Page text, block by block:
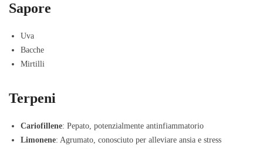
Sapore
Uva
Bacche
Mirtilli
Terpeni
Cariofillene: Pepato, potenzialmente antinfiammatorio
Limonene: Agrumato, conosciuto per alleviare ansia e stress